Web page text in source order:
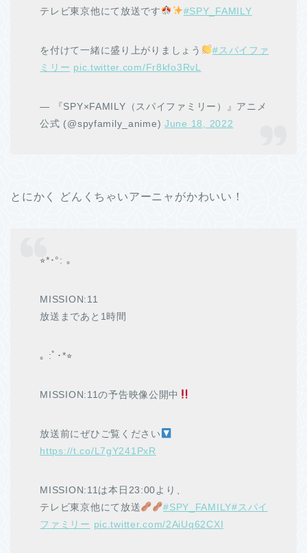
テレビ東京他にて放送です
#SPY_FAMILY
を付けて一緒に盛り上がりましょう
#スパイファ
ミリー pic.twitter.com/Fr8kfo3RvL
— 『SPY×FAMILY（スパイファミリー）』アニメ
公式 (@spyfamily_anime)June 18, 2022
とにかく どんくちゃいアーニャがかわいい！
⭐︎*･°: ｡
MISSION:11
放送まであと1時間
｡ :ﾟ･*⭐︎
MISSION:11の予告映像公開中
放送前にぜひご覧ください
https://t.co/L7gY241PxR
MISSION:11は本日23:00より、
テレビ東京他にて放送
#SPY_FAMILY#スパイ
ファミリー pic.twitter.com/2AiUq62CXI